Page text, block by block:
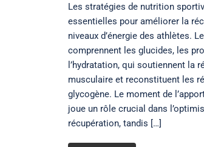
Les stratégies de nutrition
essentielles pour améliorer la
niveaux d’énergie des athlètes.
comprennent les glucides, les
l’hydratation, qui soutiennent la
musculaire et reconstituent les
glycogène. Le moment de
joue un rôle crucial dans
récupération, tandis […]